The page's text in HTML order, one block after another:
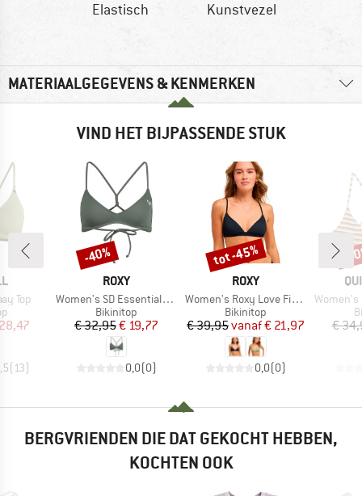
Elastisch Kunstvezel
MATERIAALGEGEVENS & KENMERKEN
VIND HET BIJPASSENDE STUK
Top
prijs
( 13)
MERK
ROXY
Artikel
Women's SD Essentials Athletic Tri
Productgroep
Bikinitop
Prijs
€ 32,95Verlaagde prijs
€ 19,77
0,0(0)
Korting
-40%
MERK
ROXY
Artikel
Women's Roxy Love Fixed Tri
Productgroep
Bikinitop
Prijs
€ 39,95 Verlaagde prijs
vanaf€ 21,97
0,0(0)
Korting
tot -45%
Artikel
Women's
€
-
BERGVRIENDEN DIE DAT GEKOCHT HEBBEN,
KOCHTEN OOK